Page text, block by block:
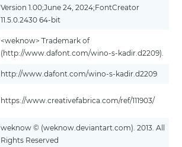
Version 1.00;June 24, 2024;FontCreator
11.5.0.2430 64-bit
<weknow>¨ Trademark of
(http://www.dafont.com/wino-s-kadir.d2209).
http://www.dafont.com/wino-s-kadir.d2209
https://www.creativefabrica.com/ref/111903/
weknow © (weknow.deviantart.com). 2013. All
Rights Reserved